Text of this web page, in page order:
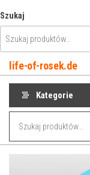
do
treści
Szukaj
life-of-rosek.de
Kategorie